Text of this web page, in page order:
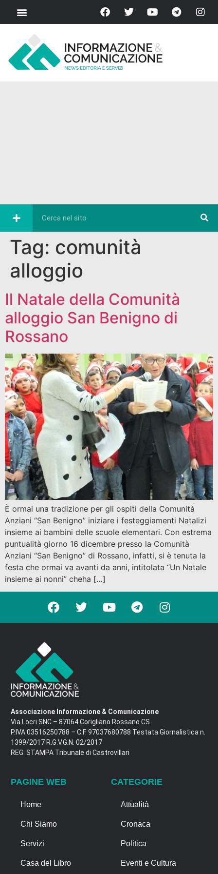
Tag: comunità
alloggio
Il Natale della Comunità
alloggio San Benigno di
Rossano
È ormai una tradizione per gli ospiti della Comunità
Anziani “San Benigno” iniziare i festeggiamenti Natalizi
insieme ai bambini delle scuole elementari. Con estrema
puntualità giorno 16 dicembre presso la Comunità
Anziani “San Benigno” di Rossano, infatti, si è tenuta la
festa che ormai va avanti da anni, intitolata “Un Natale
insieme ai nonni” cheha […]
Associazione Informazione & Comunicazione
Via Locri SNC – 87064 Corigliano Rossano CS
P.IVA 03516250788 – C.F. 97037680788 Testata Giornalistica n.
1399/2017 R.G.V.G.N. 02/2017
REG. STAMPA Tribunale di Castrovillari
PAGINE WEB
Home
Chi Siamo
Servizi
Casa del Libro
CATEGORIE
Attualità
Cronaca
Politica
Eventi e Cultura